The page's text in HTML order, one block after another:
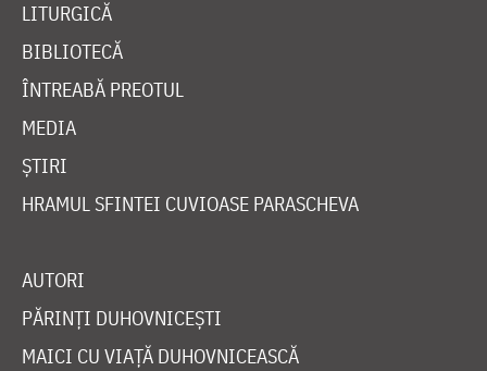
LITURGICĂ
BIBLIOTECĂ
ÎNTREABĂ PREOTUL
MEDIA
ȘTIRI
HRAMUL SFINTEI CUVIOASE PARASCHEVA
AUTORI
PĂRINȚI DUHOVNICEȘTI
MAICI CU VIAȚĂ DUHOVNICEASCĂ